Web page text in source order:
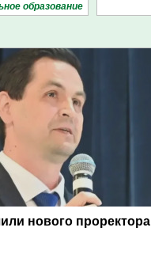
образование
нового проректора